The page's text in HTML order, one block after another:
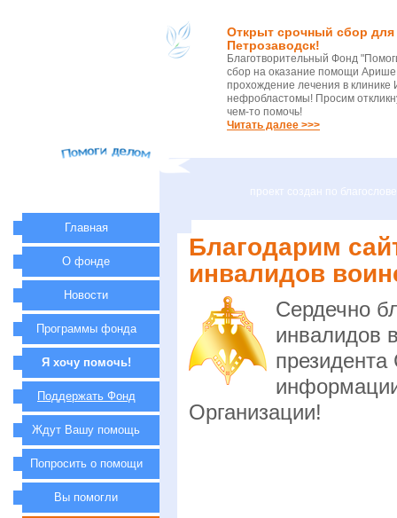
Открыт срочный сбор
Петрозаводск!
Благотворительный Фонд
сбор на оказание помощи Арише
прохождение лечения в клинике
нефробластомы! Просим
чем-то помочь!
Читать далее >>>
проект создан по
Благодарим
инвалидов
Сердечно
инвалидов
Организации!
Главная
О фонде
Новости
Программы фонда
Я хочу помочь!
Поддержать Фонд
Ждут Вашу помощь
Попросить о помощи
Вы помогли